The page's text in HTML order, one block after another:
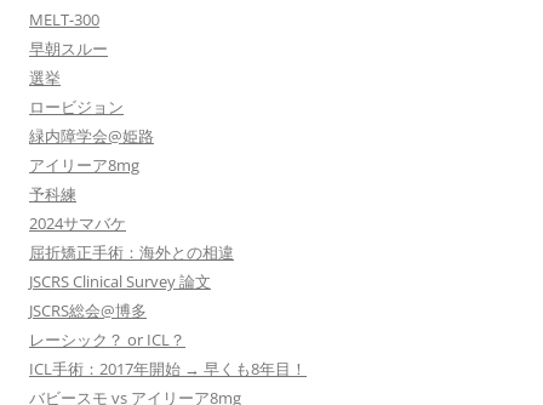
MELT-300
早朝スルー
選挙
ロービジョン
緑内障学会@姫路
アイリーア8mg
予科練
2024サマバケ
屈折矯正手術：海外との相違
JSCRS Clinical Survey 論文
JSCRS総会@博多
レーシック？ or ICL？
ICL手術：2017年開始 → 早くも8年目！
バビースモ vs アイリーア8mg